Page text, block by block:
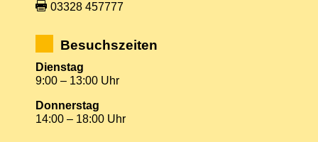
03328 457777
Besuchszeiten
Dienstag
9:00 – 13:00 Uhr
Donnerstag
14:00 – 18:00 Uhr